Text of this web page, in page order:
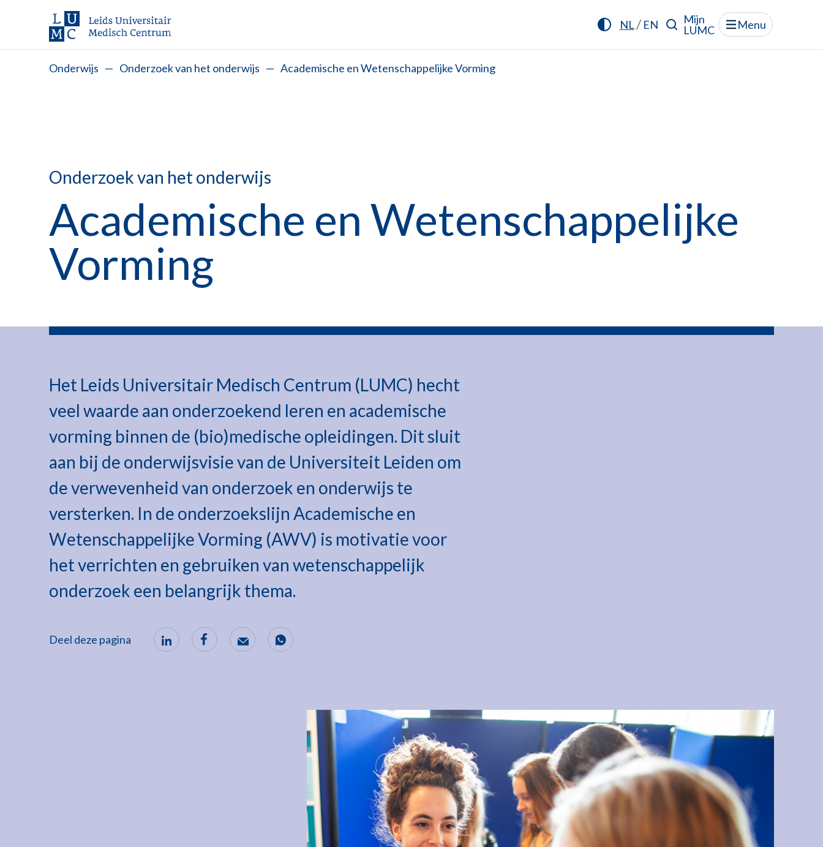
NL/ EN
Mijn
LUMC
Menu
Onderwijs — Onderzoek van het onderwijs — Academische en Wetenschappelijke Vorming
Onderzoek van het onderwijs
Academische en Wetenschappelijke
Vorming
Het Leids Universitair Medisch Centrum (LUMC) hecht
veel waarde aan onderzoekend leren en academische
vorming binnen de (bio)medische opleidingen. Dit sluit
aan bij de onderwijsvisie van de Universiteit Leiden om
de verwevenheid van onderzoek en onderwijs te
versterken. In de onderzoekslijn Academische en
Wetenschappelijke Vorming (AWV) is motivatie voor
het verrichten en gebruiken van wetenschappelijk
onderzoek een belangrijk thema.
Deel deze pagina